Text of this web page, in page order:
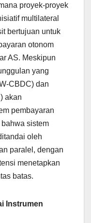
proyek-proyek
multilateral
bertujuan untuk
otonom
AS. Meskipun
yang
CBDC) dan
akan
pembayaran
sistem
oleh
paralel, dengan
menetapkan
batas.
Instrumen